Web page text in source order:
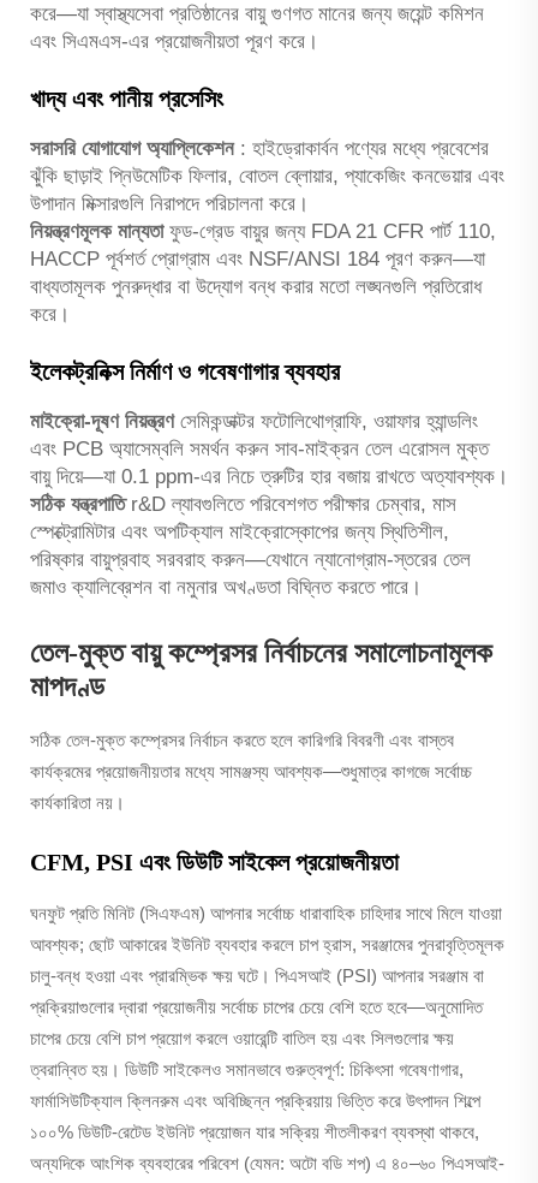
করে—যা স্বাস্থ্যসেবা প্রতিষ্ঠানের বায়ু গুণগত মানের জন্য জয়েন্ট কমিশন
এবং সিএমএস-এর প্রয়োজনীয়তা পূরণ করে।
খাদ্য এবং পানীয় প্রসেসিং
সরাসরি যোগাযোগ অ্যাপ্লিকেশন : হাইড্রোকার্বন পণ্যের মধ্যে প্রবেশের
ঝুঁকি ছাড়াই প্নিউমেটিক ফিলার, বোতল ব্লোয়ার, প্যাকেজিং কনভেয়ার এবং
উপাদান মিক্সারগুলি নিরাপদে পরিচালনা করে।
নিয়ন্ত্রণমূলক মান্যতা ফুড-গ্রেড বায়ুর জন্য FDA 21 CFR পার্ট 110,
HACCP পূর্বশর্ত প্রোগ্রাম এবং NSF/ANSI 184 পূরণ করুন—যা
বাধ্যতামূলক পুনরুদ্ধার বা উদ্যোগ বন্ধ করার মতো লঙ্ঘনগুলি প্রতিরোধ
করে।
ইলেকট্রনিক্স নির্মাণ ও গবেষণাগার ব্যবহার
মাইক্রো-দূষণ নিয়ন্ত্রণ সেমিকন্ডাক্টর ফটোলিথোগ্রাফি, ওয়াফার হ্যান্ডলিং
এবং PCB অ্যাসেম্বলি সমর্থন করুন সাব-মাইক্রন তেল এরোসল মুক্ত
বায়ু দিয়ে—যা 0.1 ppm-এর নিচে ত্রুটির হার বজায় রাখতে অত্যাবশ্যক।
সঠিক যন্ত্রপাতি r&D ল্যাবগুলিতে পরিবেশগত পরীক্ষার চেম্বার, মাস
স্পেক্ট্রোমিটার এবং অপটিক্যাল মাইক্রোস্কোপের জন্য স্থিতিশীল,
পরিষ্কার বায়ুপ্রবাহ সরবরাহ করুন—যেখানে ন্যানোগ্রাম-স্তরের তেল
জমাও ক্যালিব্রেশন বা নমুনার অখণ্ডতা বিঘ্নিত করতে পারে।
তেল-মুক্ত বায়ু কম্প্রেসর নির্বাচনের সমালোচনামূলক
মাপদণ্ড
সঠিক তেল-মুক্ত কম্প্রেসর নির্বাচন করতে হলে কারিগরি বিবরণী এবং বাস্তব
কার্যক্রমের প্রয়োজনীয়তার মধ্যে সামঞ্জস্য আবশ্যক—শুধুমাত্র কাগজে সর্বোচ্চ
কার্যকারিতা নয়।
CFM, PSI এবং ডিউটি সাইকেল প্রয়োজনীয়তা
ঘনফুট প্রতি মিনিট (সিএফএম) আপনার সর্বোচ্চ ধারাবাহিক চাহিদার সাথে মিলে যাওয়া
আবশ্যক; ছোট আকারের ইউনিট ব্যবহার করলে চাপ হ্রাস, সরঞ্জামের পুনরাবৃত্তিমূলক
চালু-বন্ধ হওয়া এবং প্রারম্ভিক ক্ষয় ঘটে। পিএসআই (PSI) আপনার সরঞ্জাম বা
প্রক্রিয়াগুলোর দ্বারা প্রয়োজনীয় সর্বোচ্চ চাপের চেয়ে বেশি হতে হবে—অনুমোদিত
চাপের চেয়ে বেশি চাপ প্রয়োগ করলে ওয়ারেন্টি বাতিল হয় এবং সিলগুলোর ক্ষয়
ত্বরান্বিত হয়। ডিউটি সাইকেলও সমানভাবে গুরুত্বপূর্ণ: চিকিৎসা গবেষণাগার,
ফার্মাসিউটিক্যাল ক্লিনরুম এবং অবিচ্ছিন্ন প্রক্রিয়ায় ভিত্তি করে উৎপাদন শিল্পে
১০০% ডিউটি-রেটেড ইউনিট প্রয়োজন যার সক্রিয় শীতলীকরণ ব্যবস্থা থাকবে,
অন্যদিকে আংশিক ব্যবহারের পরিবেশ (যেমন: অটো বডি শপ) এ ৪০–৬০ পিএসআই-